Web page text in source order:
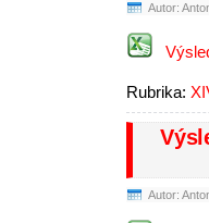
Autor:
Rubrika:
Autor: